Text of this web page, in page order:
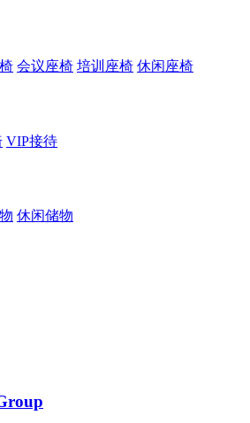
会议座椅 培训座椅 休闲座椅
VIP接待
休闲储物